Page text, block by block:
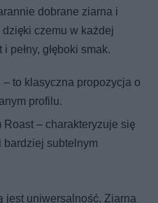
dobrane ziarna i
czemu w każdej
pełny, głęboki smak.
to klasyczna propozycja o
profilu.
– charakteryzuje się
bardziej subtelnym
jest uniwersalność. Ziarna